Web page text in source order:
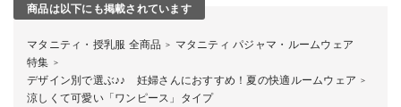
商品は以下にも掲載されています
マタニティ・授乳服 全商品 ＞
マタニティ パジャマ・ルームウェア
特集 ＞
デザイン別で選ぶ♪♪ 妊婦さんにおすすめ！夏の快適ルームウェア ＞
涼しくて可愛い「ワンピース」タイプ